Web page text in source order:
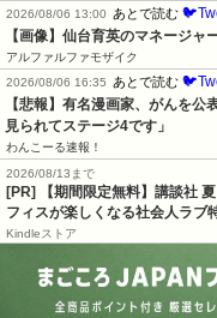
2026/08/06 13:00
あとで読む
【画像】仙台育英のマネージ
アルファルファモザイク
2026/08/06 16:35
あとで読む
【悲報】有名漫画家、がんを
見られてステージ4です」
わんこーる速報！
2026/08/13まで
[PR] 【期間限定無料】講談社
フィスが楽しくなる社会人ラブ
Kindleストア